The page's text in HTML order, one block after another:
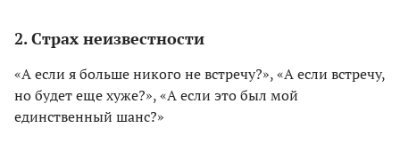
2. Страх неизвестности
«А если я больше никого не встречу?», «А если встречу,
но будет еще хуже?», «А если это был мой
единственный шанс?»